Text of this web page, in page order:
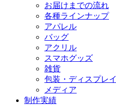
お届けまでの流れ
各種ラインナップ
アパレル
バッグ
アクリル
スマホグッズ
雑貨
包装・ディスプレイ
メディア
制作実績